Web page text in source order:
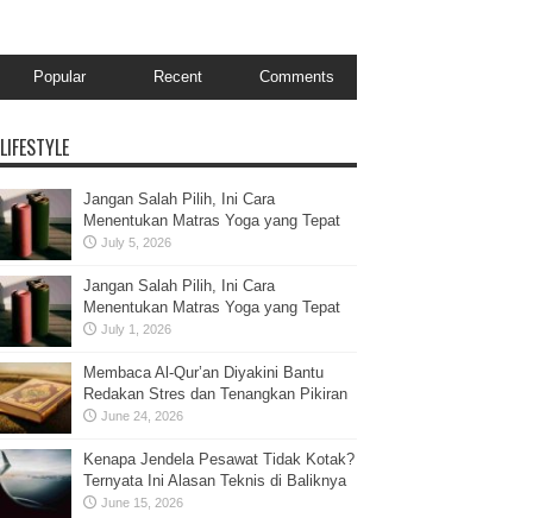
Popular Recent Comments
LIFESTYLE
Jangan Salah Pilih, Ini Cara
Menentukan Matras Yoga yang Tepat
July 5, 2026
Jangan Salah Pilih, Ini Cara
Menentukan Matras Yoga yang Tepat
July 1, 2026
Membaca Al-Qur’an Diyakini Bantu
Redakan Stres dan Tenangkan Pikiran
June 24, 2026
Kenapa Jendela Pesawat Tidak Kotak?
Ternyata Ini Alasan Teknis di Baliknya
June 15, 2026